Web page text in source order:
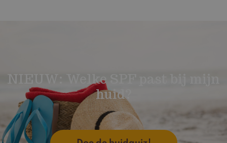
NIEUW: Welke SPF past bij mijn
huid?